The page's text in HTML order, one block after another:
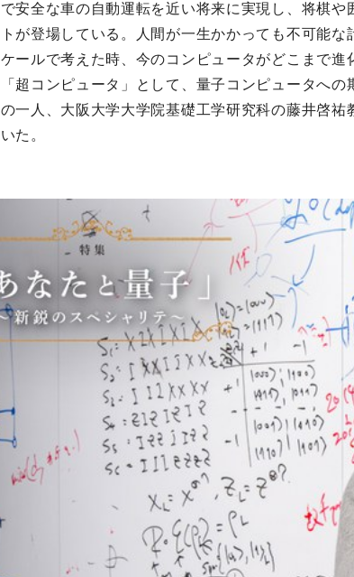
で安全な車の自動運転を近い将来に実現し、将棋
トが登場している。人間が一生かかっても不可能
ケールで考えた時、今のコンピュータがどこまで
「超コンピュータ」として、量子コンピュータへ
の一人、大阪大学大学院基礎工学研究科の藤井啓
いた。